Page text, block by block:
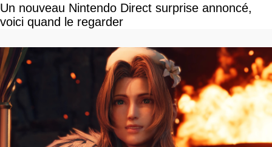
Un nouveau Nintendo Direct surprise annoncé,
voici quand le regarder